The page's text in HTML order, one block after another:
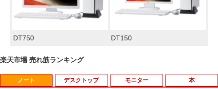
DT750 DT150
楽天市場 売れ筋ランキング
ノート デスクトップ モニター 本